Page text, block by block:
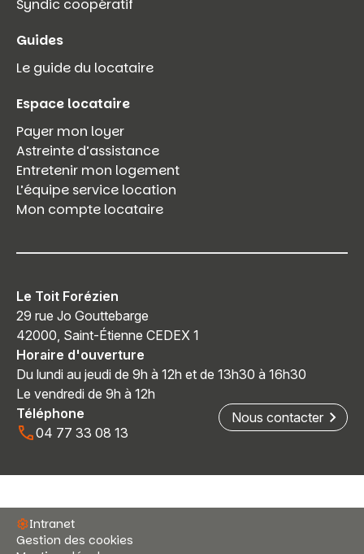
Syndic coopératif
Guides
Le guide du locataire
Espace locataire
Payer mon loyer
Astreinte d’assistance
Entretenir mon logement
L’équipe service location
Mon compte locataire
Le Toit Forézien
29 rue Jo Gouttebarge
42000, Saint-Étienne CEDEX 1
Horaire d'ouverture
Du lundi au jeudi de 9h à 12h et de 13h30 à 16h30
Le vendredi de 9h à 12h
Téléphone
04 77 33 08 13
Nous contacter
Intranet
Gestion des cookies